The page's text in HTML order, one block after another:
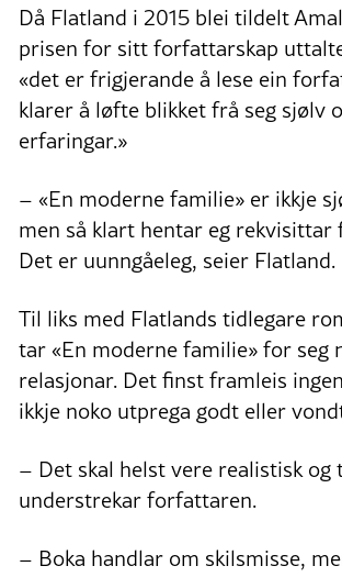
Då Flatland i 2015 blei tildelt
prisen for sitt forfattarskap
«det er frigjerande å lese ein
klarer å løfte blikket frå seg sjølv
erfaringar.»
– «En moderne familie» er ikkje
men så klart hentar eg rekvisittar
Det er uunngåeleg, seier Flatland.
Til liks med Flatlands tidlegare
tar «En moderne familie» for seg
relasjonar. Det finst framleis
ikkje noko utprega godt eller
– Det skal helst vere realistisk og
understrekar forfattaren.
– Boka handlar om skilsmisse,